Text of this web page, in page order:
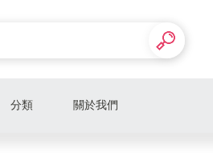
分類 關於我們